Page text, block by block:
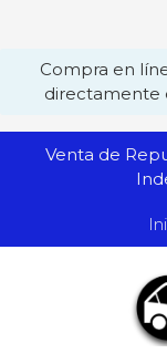
Compra en
directamente
Venta de